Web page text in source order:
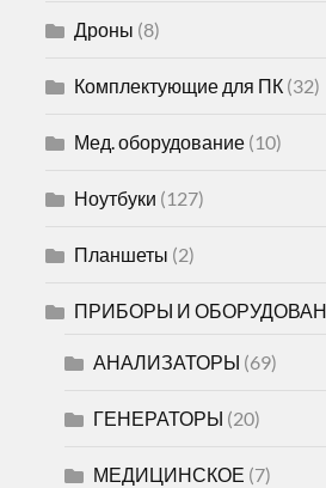
Дроны (8)
Комплектующие для ПК (32)
Мед. оборудование (10)
Ноутбуки (127)
Планшеты (2)
ПРИБОРЫ И
АНАЛИЗАТОРЫ (69)
ГЕНЕРАТОРЫ (20)
МЕДИЦИНСКОЕ (7)